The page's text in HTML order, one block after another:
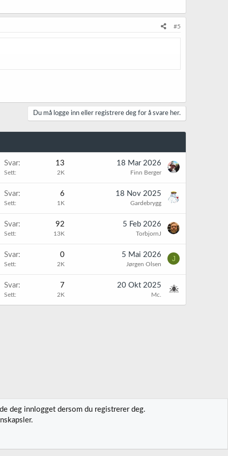
#5
Du må logge inn eller registrere deg for å svare her.
Svar 13
Sett 2K
18 Mar 2026
Finn Berger
Svar 6
Sett 1K
18 Nov 2025
Gardebrygg
Svar 92
Sett 13K
5 Feb 2026
TorbjornJ
Svar 0
Sett 2K
5 Mai 2026
Jørgen Olsen
J
Svar 7
Sett 2K
20 Okt 2025
Mc.
oss Vilkår og regler
deg innlogget dersom du registrerer deg.